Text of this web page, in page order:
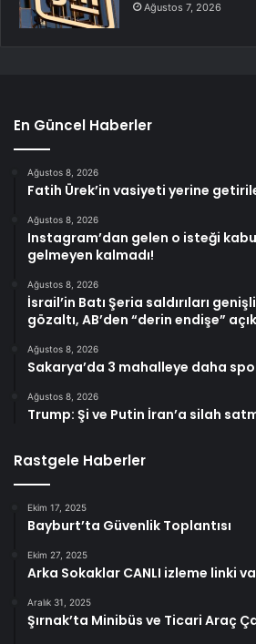
Ağustos 7, 2026
En Güncel Haberler
Ağustos 8, 2026
Fatih Ürek’in vasiyeti yerine
Ağustos 8, 2026
Instagram’dan gelen o isteği
gelmeyen kalmadı!
Ağustos 8, 2026
İsrail’in Batı Şeria saldırıları
gözaltı, AB’den “derin endişe”
Ağustos 8, 2026
Sakarya’da 3 mahalleye daha
Ağustos 8, 2026
Trump: Şi ve Putin İran’a silah
Rastgele Haberler
Ekim 17, 2025
Bayburt’ta Güvenlik Toplantısı
Ekim 27, 2025
Arka Sokaklar CANLI izleme linki
Aralık 31, 2025
Şırnak’ta Minibüs ve Ticari Araç